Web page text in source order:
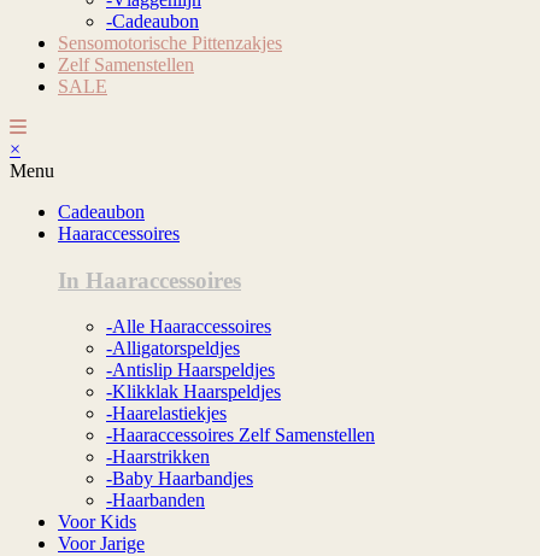
-Cadeaubon
Sensomotorische Pittenzakjes
Zelf Samenstellen
SALE
×
Menu
Cadeaubon
Haaraccessoires
In Haaraccessoires
-Alle Haaraccessoires
-Alligatorspeldjes
-Antislip Haarspeldjes
-Klikklak Haarspeldjes
-Haarelastiekjes
-Haaraccessoires Zelf Samenstellen
-Haarstrikken
-Baby Haarbandjes
-Haarbanden
Voor Kids
Voor Jarige